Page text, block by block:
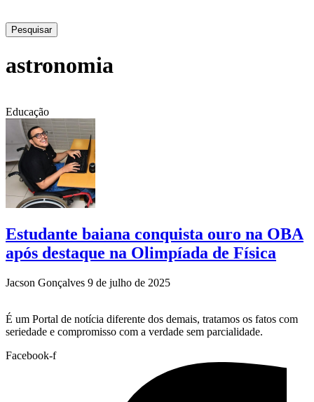
Pesquisar
astronomia
Educação
Estudante baiana conquista ouro na OBA
após destaque na Olimpíada de Física
Jacson Gonçalves 9 de julho de 2025
É um Portal de notícia diferente dos demais, tratamos os fatos com
seriedade e compromisso com a verdade sem parcialidade.
Facebook-f